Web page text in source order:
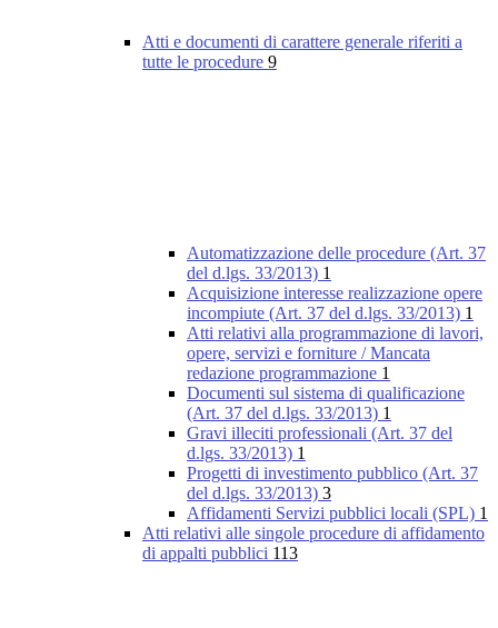
Atti e documenti di carattere generale riferiti a
tutte le procedure 9
Automatizzazione delle procedure (Art. 37
del d.lgs. 33/2013) 1
Acquisizione interesse realizzazione opere
incompiute (Art. 37 del d.lgs. 33/2013) 1
Atti relativi alla programmazione di lavori,
opere, servizi e forniture / Mancata
redazione programmazione 1
Documenti sul sistema di qualificazione
(Art. 37 del d.lgs. 33/2013) 1
Gravi illeciti professionali (Art. 37 del
d.lgs. 33/2013) 1
Progetti di investimento pubblico (Art. 37
del d.lgs. 33/2013) 3
Affidamenti Servizi pubblici locali (SPL) 1
Atti relativi alle singole procedure di affidamento
di appalti pubblici 113